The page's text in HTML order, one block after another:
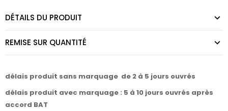
DÉTAILS DU PRODUIT
REMISE SUR QUANTITÉ
délais produit sans marquage de 2 à 5 jours ouvrés
délais produit avec marquage : 5 à 10 jours ouvrés après
accord BAT